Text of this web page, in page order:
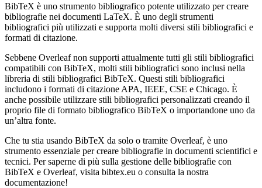
BibTeX è uno strumento bibliografico potente utilizzato per creare
bibliografie nei documenti LaTeX. È uno degli strumenti
bibliografici più utilizzati e supporta molti diversi stili bibliografici e
formati di citazione.
Sebbene Overleaf non supporti attualmente tutti gli stili bibliografici
compatibili con BibTeX, molti stili bibliografici sono inclusi nella
libreria di stili bibliografici BibTeX. Questi stili bibliografici
includono i formati di citazione APA, IEEE, CSE e Chicago. È
anche possibile utilizzare stili bibliografici personalizzati creando il
proprio file di formato bibliografico BibTeX o importandone uno da
un’altra fonte.
Che tu stia usando BibTeX da solo o tramite Overleaf, è uno
strumento essenziale per creare bibliografie in documenti scientifici e
tecnici. Per saperne di più sulla gestione delle bibliografie con
BibTeX e Overleaf, visita bibtex.eu o consulta la nostra
documentazione!